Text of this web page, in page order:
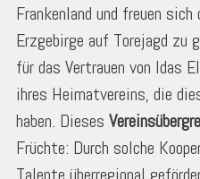
Frankenland und freuen
Erzgebirge auf Torejagd zu
für das Vertrauen von Idas
ihres Heimatvereins, die
haben. Dieses
Früchte: Durch solche